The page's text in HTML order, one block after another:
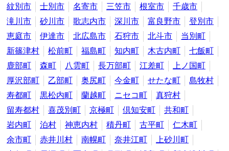
紋別市
士別市 名寄市 三笠市 根室市
千歳市
滝川市
砂川市 歌志内市 深川市 富良野市
登別市
恵庭市
伊達市 北広島市 石狩市 北斗市
当別町
新篠津村
松前町 福島町 知内町 木古内町
七飯町
鹿部町
森町 八雲町 長万部町 江差町
上ノ国町
厚沢部町
乙部町 奥尻町 今金町 せたな町
島牧村
寿都町
黒松内町 蘭越町 ニセコ町
真狩村
留寿都村
喜茂別町 京極町 倶知安町
共和町
岩内町
泊村 神恵内村 積丹町 古平町
仁木町
余市町
赤井川村 南幌町 奈井江町
上砂川町